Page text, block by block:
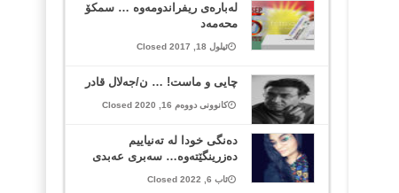
له‌باره‌ی ریفراندومه‌وه‌ … سمکۆ
محەمەد
ئیلول 18, 2017 Closed
چایی و ماست! … ن/جەلال قادر
کانوونی دووەم 16, 2020 Closed
دەنگی خودا لە تەنیاییم
دەزرینگێتەوە… سەبری عەبدی
ئاب 6, 2022 Closed